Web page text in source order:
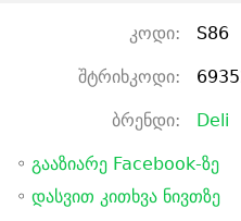
კოდი: S86
შტრიხკოდი:
ბრენდი: Deli
◦ გააზიარე Facebook-ზე
◦ დასვით კითხვა ნივთზე